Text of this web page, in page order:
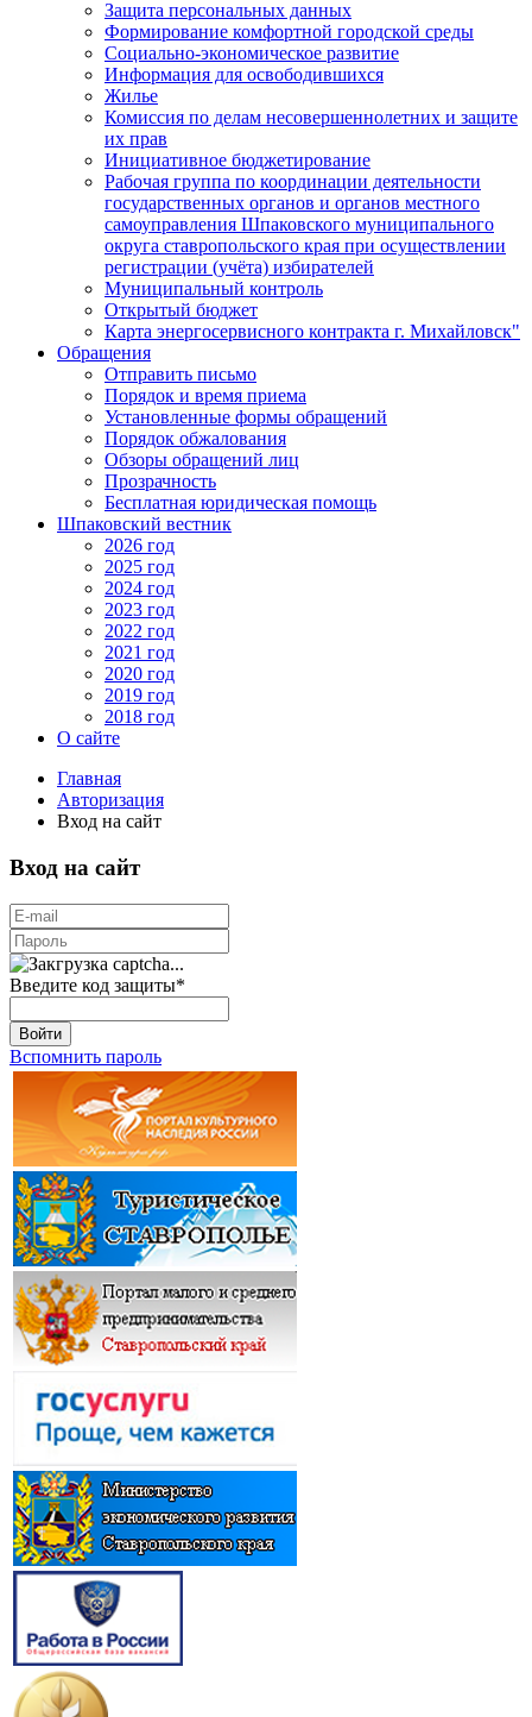
Защита персональных данных
Формирование комфортной городской среды
Социально-экономическое развитие
Информация для освободившихся
Жилье
Комиссия по делам несовершеннолетних и защите
их прав
Инициативное бюджетирование
Рабочая группа по координации деятельности
государственных органов и органов местного
самоуправления Шпаковского муниципального
округа ставропольского края при осуществлении
регистрации (учёта) избирателей
Муниципальный контроль
Открытый бюджет
Карта энергосервисного контракта г. Михайловск"
Обращения
Отправить письмо
Порядок и время приема
Установленные формы обращений
Порядок обжалования
Обзоры обращений лиц
Прозрачность
Бесплатная юридическая помощь
Шпаковский вестник
2026 год
2025 год
2024 год
2023 год
2022 год
2021 год
2020 год
2019 год
2018 год
О сайте
Главная
Авторизация
Вход на сайт
Вход на сайт
Введите код защиты*
Войти
Вспомнить пароль